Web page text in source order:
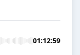
01:12:59